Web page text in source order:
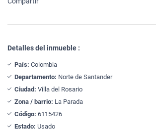
Detalles del inmueble :
País: Colombia
Departamento: Norte de Santander
Ciudad: Villa del Rosario
Zona / barrio: La Parada
Código: 6115426
Estado: Usado